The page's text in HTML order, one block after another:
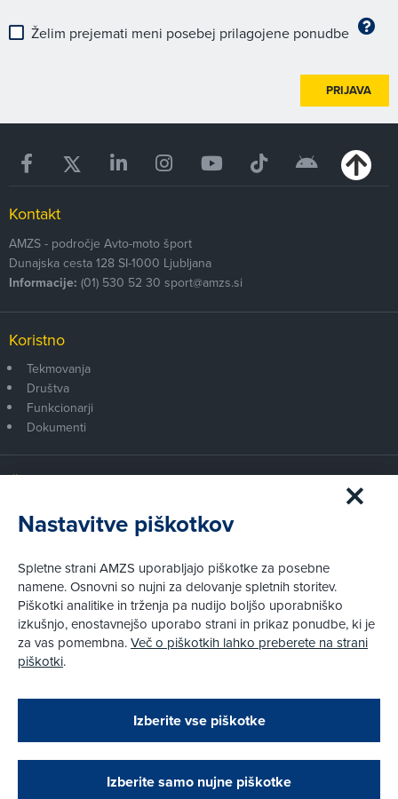
Zapri
Podarjamo vam 10 €!
Obstoječi in novi AMZS člani, ki boste v AMZS
opravili registracijo vozila, boste prejeli
vrednostno darilno kartico z dobroimetjem v višini
Želim prejemati meni posebej prilagojene ponudbe
PRIJAVA
Kontakt
AMZS - področje Avto-moto šport
Dunajska cesta 128 SI-1000 Ljubljana
Informacije: (01) 530 52 30 sport@amzs.si
Koristno
Tekmovanja
Društva
Funkcionarji
Dokumenti
Postanite član AMZS
Zakaj (p)ostati član?
Kako vam pomagamo
Pravni vidiki
Piškotki
Pravno obvestilo
Pri spletni včlanitvi so podprta naslednja plačilna sredstva:
Nastavitve piškotkov
Spletne strani AMZS uporabljajo piškotke za posebne
namene. Osnovni so nujni za delovanje spletnih storitev.
Piškotki analitike in trženja pa nudijo boljšo uporabniško
izkušnjo, enostavnejšo uporabo strani in prikaz ponudbe, ki je
za vas pomembna.Več o piškotkih lahko preberete na strani
piškotki.
Izberite vse piškotke
Izberite samo nujne piškotke